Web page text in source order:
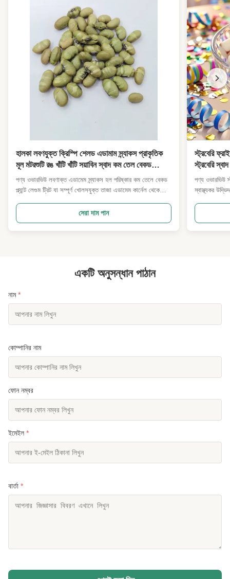
হালকা লবণযুক্ত ক্রিস্পি শেলড এডামাম স্ন্যাকস প্রাকৃতিক
মূল মটরশুটি রঙ খাঁটি খাঁটি সয়াবিন স্বাদ কম তেল বেকড
উদ্ভিদ স্ন্যাক ফিটনেস পরিবার সুপারমার্কেট পাইকারি
আমদানিকারক
পণ্য ওভারভিউ লবণাক্ত এডামেম স্ন্যাকস হল পরিষ্কার কম তেলে বেকড
প্ল্যান্ট লেগুম ট্রিট যা সম্পূর্ণ খোলসযুক্ত তাজা এডামেম কার্নেল থেকে
রেখে, প্রতিটি কার্নেল হালকা, দীর্ঘস্থায়ী খাস্তা টেক্সচার সরবরাহ করে মৃদু
কম-তাপমাত্রায় রোস্ট করার পরে...
সেরা দাম পান
স্ট্রবেরি
স্ট্রবেরি
বাচ্চাদের
আমদানিকারক
পণ্য ওভারভিউ
স্বাস্থ্যকর
পরিবর্তে
একটি অনুসন্ধান পাঠান
নাম*
কোম্পানির নাম
ফোন নম্বর
ইমেইল *
বার্তা *